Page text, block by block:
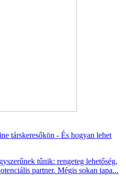
társkeresőkön - És hogyan lehet
tűnik: rengeteg lehetőség,
partner. Mégis sokan tapa...